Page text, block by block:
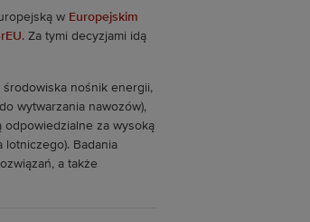
w Europejskim
. Za tymi decyzjami idą
środowiska nośnik energii,
wytwarzania nawozów),
za wysoką
lotniczego). Badania
a także